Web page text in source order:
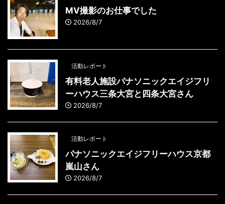
MV撮影のお仕事でした
2026/8/7
活動レポート
有料老人施設パナソニックエイジフリ
ーハウス三条大宮と四条大宮さん
2026/8/7
活動レポート
パナソニックエイジフリーハウス京都
嵐山さん
2026/8/7